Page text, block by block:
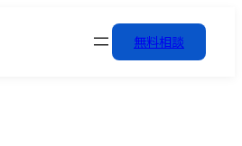
無料相談